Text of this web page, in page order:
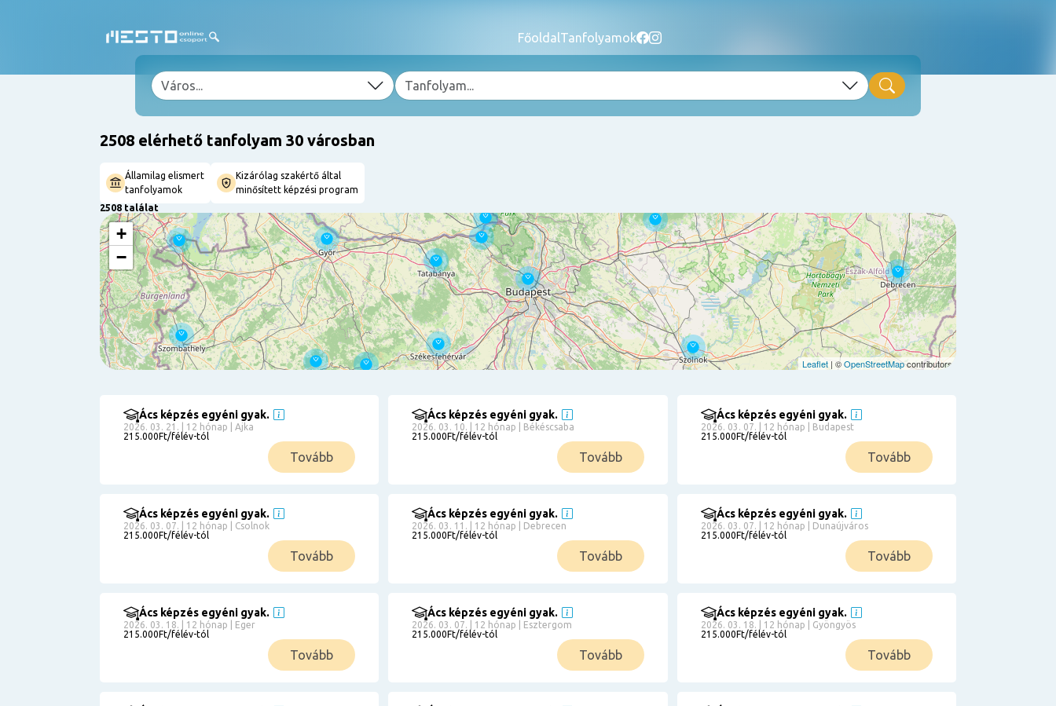
Főoldal Tanfolyamok
2508 elérhető tanfolyam 30 városban
Államilag elismert
tanfolyamok
Kizárólag szakértő által
minősített képzési program
2508 találat
+
−
Leaflet | ©OpenStreetMapcontributors
Szűrés
Érettségi
Részletfizetéssel
Ács képzés egyéni gyak.
2026. 03. 21. | 12 hónap | Ajka
215.000Ft/félév-tól
Tovább
Ács képzés egyéni gyak.
2026. 03. 10. | 12 hónap | Békéscsaba
215.000Ft/félév-tól
Tovább
Ács képzés egyéni gyak.
2026. 03. 07. | 12 hónap | Budapest
215.000Ft/félév-tól
Tovább
Ács képzés egyéni gyak.
2026. 03. 07. | 12 hónap | Csolnok
215.000Ft/félév-tól
Tovább
Ács képzés egyéni gyak.
2026. 03. 11. | 12 hónap | Debrecen
215.000Ft/félév-tól
Tovább
Ács képzés egyéni gyak.
2026. 03. 07. | 12 hónap | Dunaújváros
215.000Ft/félév-tól
Tovább
Ács képzés egyéni gyak.
2026. 03. 18. | 12 hónap | Eger
215.000Ft/félév-tól
Tovább
Ács képzés egyéni gyak.
2026. 03. 07. | 12 hónap | Esztergom
215.000Ft/félév-tól
Tovább
Ács képzés egyéni gyak.
2026. 03. 18. | 12 hónap | Gyöngyös
215.000Ft/félév-tól
Tovább